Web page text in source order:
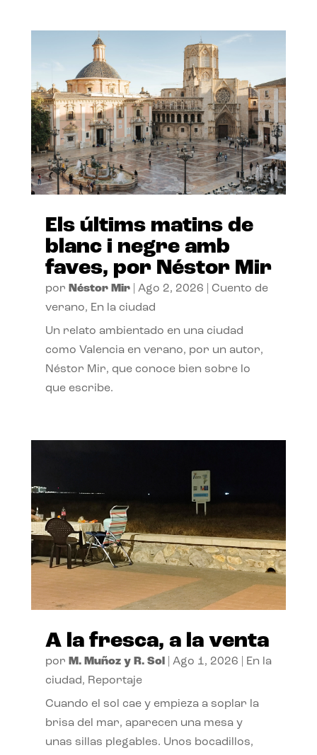
Els últims matins de
blanc i negre amb
faves, por Néstor Mir
por Néstor Mir| Ago 2, 2026
Cuento de
verano, En la ciudad
Un relato ambientado en una ciudad
como Valencia en verano, por un autor,
Néstor Mir, que conoce bien sobre lo
que escribe.
A la fresca, a la venta
por M. Muñoz y R. Sol| Ago 1, 2026
En la
ciudad, Reportaje
Cuando el sol cae y empieza a soplar la
brisa del mar, aparecen una mesa y
unas sillas plegables. Unos bocadillos,